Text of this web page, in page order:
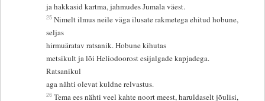
ja hakkasid kartma, jahmudes Jumala väest.
25 Nimelt ilmus neile väga ilusate rakmetega ehitud hobune,
seljas
hirmuäratav ratsanik. Hobune kihutas
metsikult ja lõi Heliodoorost esijalgade kapjadega.
Ratsanikul
aga nähti olevat kuldne relvastus.
26 Tema ees nähti veel kahte noort meest, haruldaselt jõulisi,